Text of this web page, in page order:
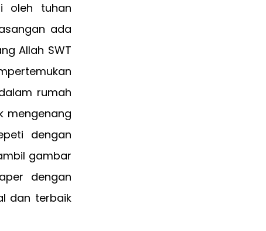
oleh tuhan
ada
Allah SWT
rumah
mengenang
dengan
gambar
dengan
dan terbaik